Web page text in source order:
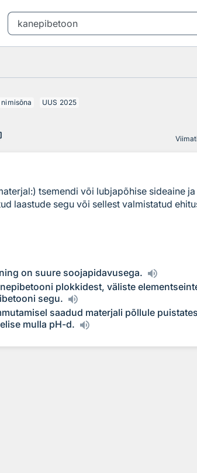
nimisõna UUS 2025
tsemendi või lubjapõhise sideaine
laastude segu või sellest valmistatud
on suure soojapidavusega.
plokkidest, väliste
segu.
saadud materjali põllule
mulla pH-d.